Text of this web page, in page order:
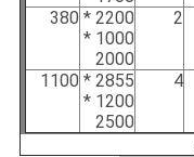
2
2200 *
1000 *
2000
380
4
2855 *
1200 *
2500
1100